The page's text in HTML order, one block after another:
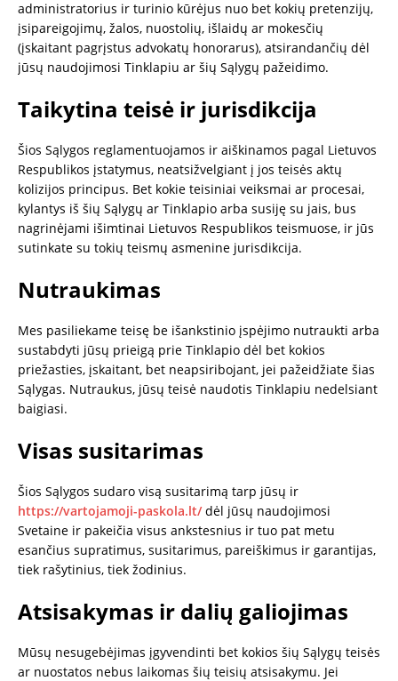
administratorius ir turinio kūrėjus nuo bet kokių pretenzijų,
įsipareigojimų, žalos, nuostolių, išlaidų ar mokesčių
(įskaitant pagrįstus advokatų honorarus), atsirandančių dėl
jūsų naudojimosi Tinklapiu ar šių Sąlygų pažeidimo.
Taikytina teisė ir jurisdikcija
Šios Sąlygos reglamentuojamos ir aiškinamos pagal Lietuvos
Respublikos įstatymus, neatsižvelgiant į jos teisės aktų
kolizijos principus. Bet kokie teisiniai veiksmai ar procesai,
kylantys iš šių Sąlygų ar Tinklapio arba susiję su jais, bus
nagrinėjami išimtinai Lietuvos Respublikos teismuose, ir jūs
sutinkate su tokių teismų asmenine jurisdikcija.
Nutraukimas
Mes pasiliekame teisę be išankstinio įspėjimo nutraukti arba
sustabdyti jūsų prieigą prie Tinklapio dėl bet kokios
priežasties, įskaitant, bet neapsiribojant, jei pažeidžiate šias
Sąlygas. Nutraukus, jūsų teisė naudotis Tinklapiu nedelsiant
baigiasi.
Visas susitarimas
Šios Sąlygos sudaro visą susitarimą tarp jūsų ir
https://vartojamoji-paskola.lt/dėl jūsų naudojimosi
Svetaine ir pakeičia visus ankstesnius ir tuo pat metu
esančius supratimus, susitarimus, pareiškimus ir garantijas,
tiek rašytinius, tiek žodinius.
Atsisakymas ir dalių galiojimas
Mūsų nesugebėjimas įgyvendinti bet kokios šių Sąlygų teisės
ar nuostatos nebus laikomas šių teisių atsisakymu. Jei